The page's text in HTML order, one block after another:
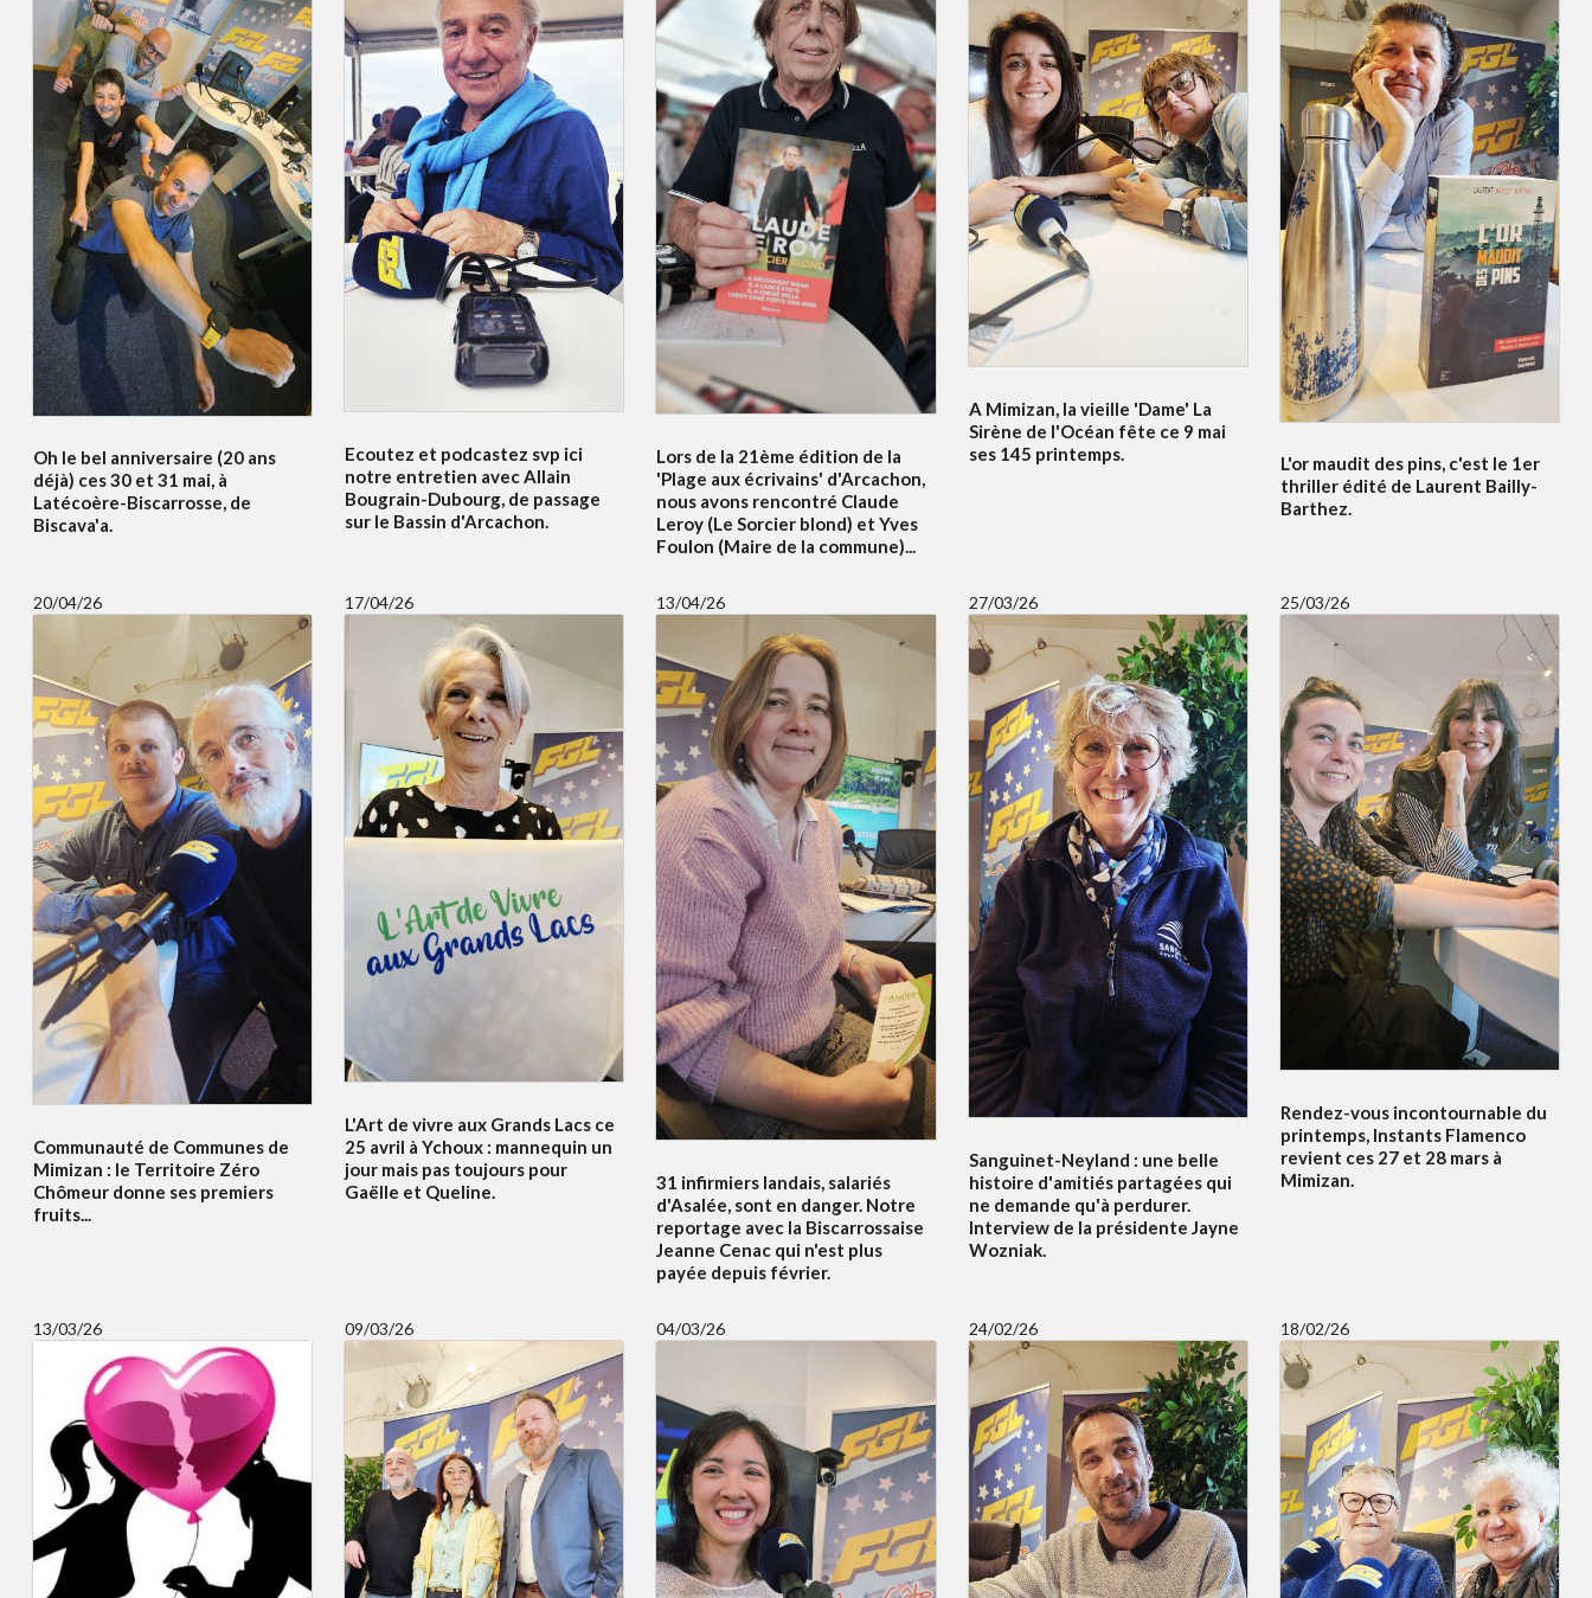
Oh le bel anniversaire (20 ans
déjà) ces 30 et 31 mai, à
Latécoère-Biscarrosse, de
Biscava'a.
Ecoutez et podcastez svp ici
notre entretien avec Allain
Bougrain-Dubourg, de passage
sur le Bassin d'Arcachon.
Lors de la 21ème édition de la
'Plage aux écrivains' d'Arcachon,
nous avons rencontré Claude
Leroy (Le Sorcier blond) et Yves
Foulon (Maire de la commune)...
A Mimizan, la vieille 'Dame' La
Sirène de l'Océan fête ce 9 mai
ses 145 printemps.
L'or maudit des pins, c'est le 1er
thriller édité de Laurent Bailly-
Barthez.
20/04/26
Communauté de Communes de
Mimizan : le Territoire Zéro
Chômeur donne ses premiers
fruits...
17/04/26
L'Art de vivre aux Grands Lacs ce
25 avril à Ychoux : mannequin un
jour mais pas toujours pour
Gaëlle et Queline.
13/04/26
31 infirmiers landais, salariés
d'Asalée, sont en danger. Notre
reportage avec la Biscarrossaise
Jeanne Cenac qui n'est plus
payée depuis février.
27/03/26
Sanguinet-Neyland : une belle
histoire d'amitiés partagées qui
ne demande qu'à perdurer.
Interview de la présidente Jayne
Wozniak.
25/03/26
Rendez-vous incontournable du
printemps, Instants Flamenco
revient ces 27 et 28 mars à
Mimizan.
13/03/26 09/03/26 04/03/26 24/02/26 18/02/26